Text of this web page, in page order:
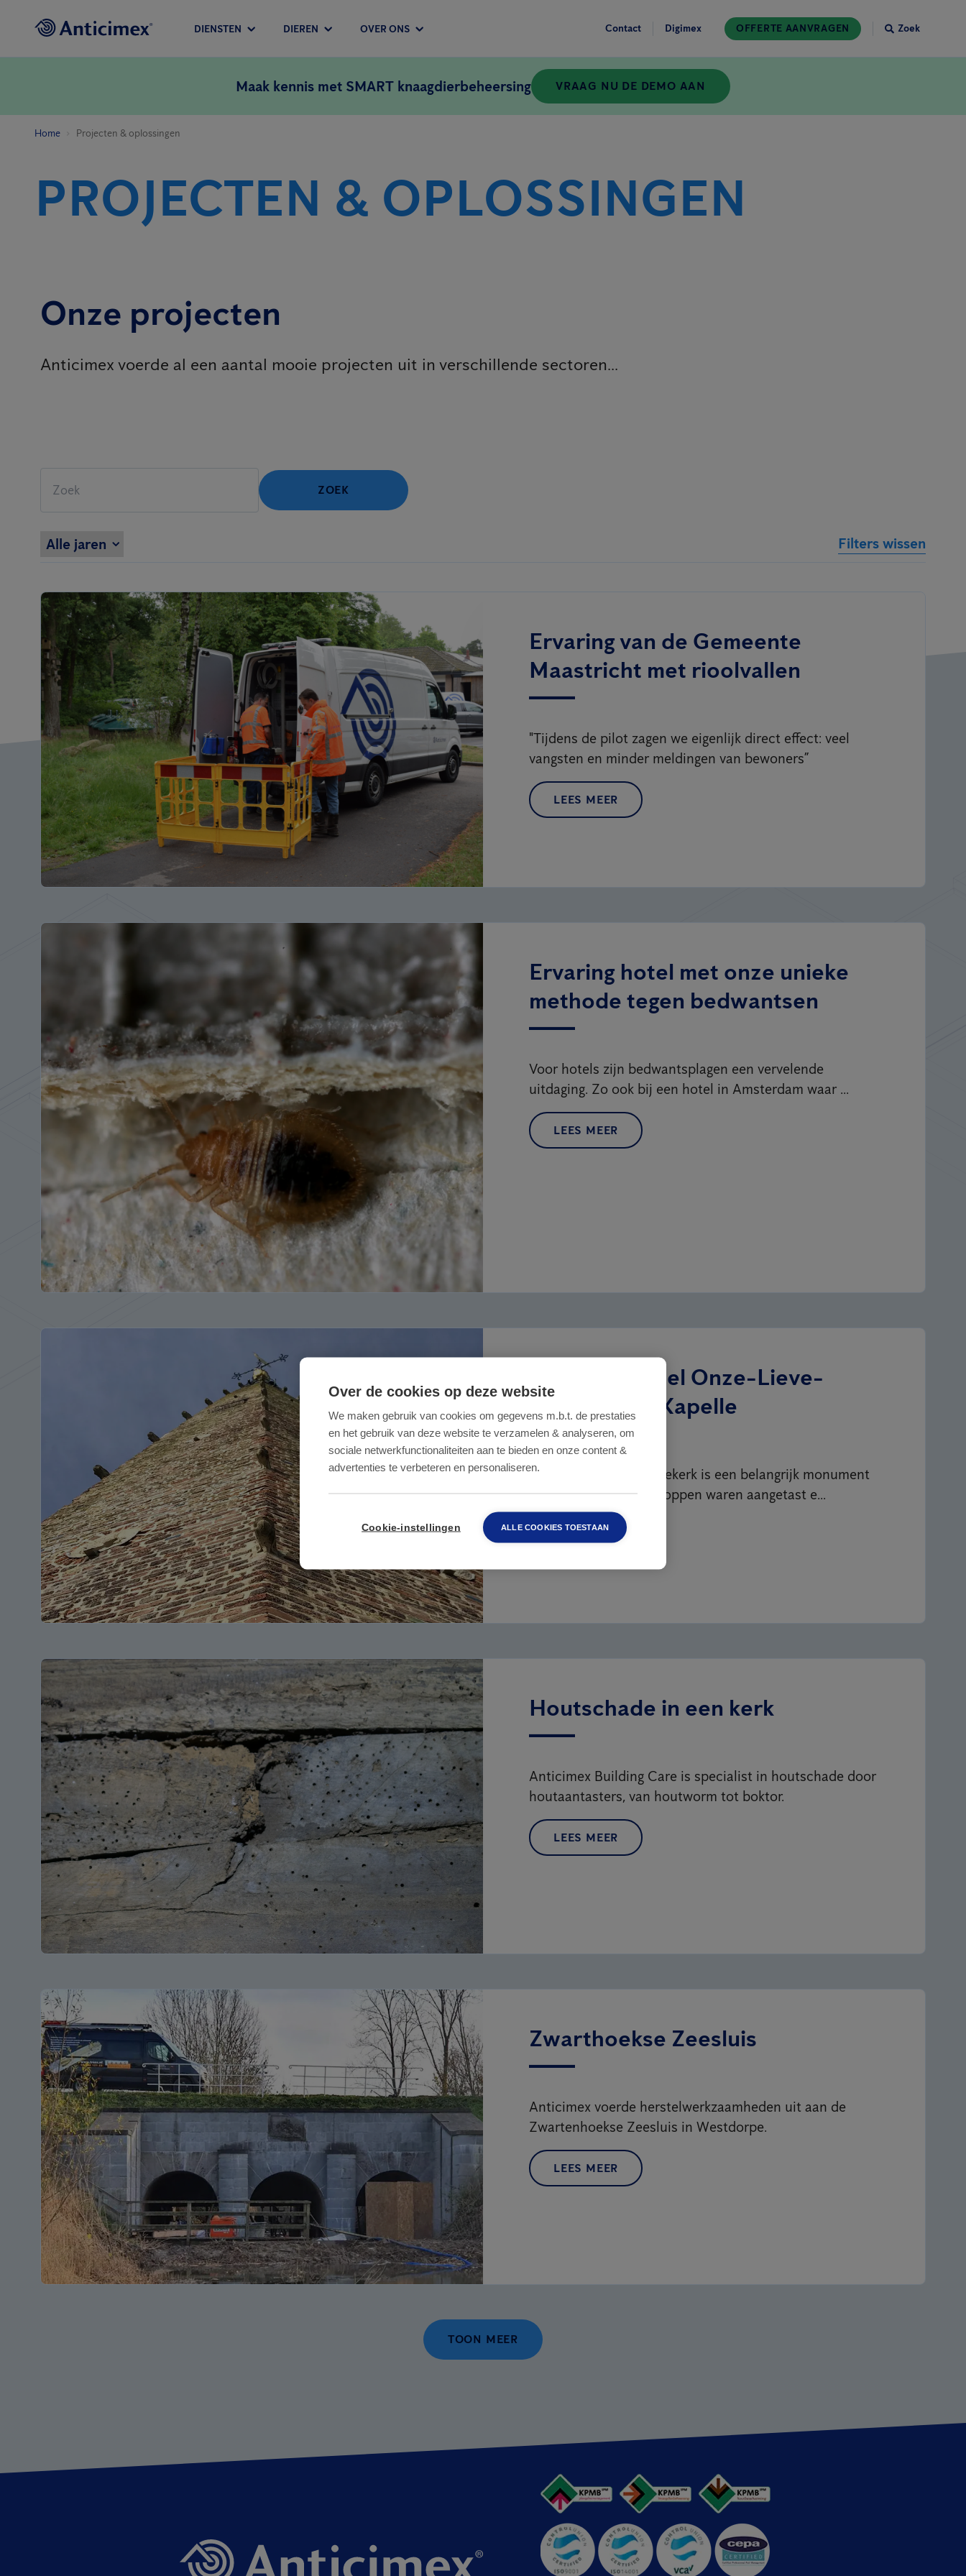
DIENSTEN DIEREN OVER ONS Contact Digimex OFFERTE AANVRAGEN Zoek
Maak kennis met SMART knaagdierbeheersing VRAAG NU DE DEMO AAN
Home Projecten & oplossingen
PROJECTEN & OPLOSSINGEN
Onze projecten
Anticimex voerde al een aantal mooie projecten uit in verschillende sectoren...
ZOEK
Filters wissen
Ervaring van de Gemeente
Maastricht met rioolvallen
"Tijdens de pilot zagen we eigenlijk direct effect: veel
vangsten en minder meldingen van bewoners”
LEES MEER
Ervaring hotel met onze unieke
methode tegen bedwantsen
Voor hotels zijn bedwantsplagen een vervelende
uitdaging. Zo ook bij een hotel in Amsterdam waar ...
LEES MEER
Balkkopherstel Onze-Lieve-
Vrouwekerk Kapelle
De Onze-Lieve-Vrouwekerk is een belangrijk monument
voor Kapelle. De balkkoppen waren aangetast e...
Houtschade in een kerk
Anticimex Building Care is specialist in houtschade door
houtaantasters, van houtworm tot boktor.
LEES MEER
Zwarthoekse Zeesluis
Anticimex voerde herstelwerkzaamheden uit aan de
Zwartenhoekse Zeesluis in Westdorpe.
LEES MEER
TOON MEER
Over de cookies op deze website
We maken gebruik van cookies om gegevens m.b.t. de prestaties
en het gebruik van deze website te verzamelen & analyseren, om
sociale netwerkfunctionaliteiten aan te bieden en onze content &
advertenties te verbeteren en personaliseren.
Cookie-instellingen ALLE COOKIES TOESTAAN